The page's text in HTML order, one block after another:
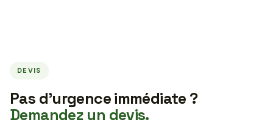
DEVIS
Pas d’urgence immédiate ?
Demandez un devis.